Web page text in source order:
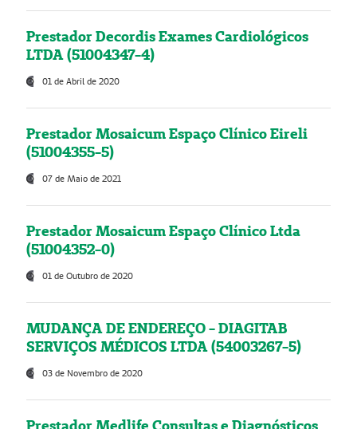
Prestador Decordis Exames Cardiológicos
LTDA (51004347-4)
01 de Abril de 2020
Prestador Mosaicum Espaço Clínico Eireli
(51004355-5)
07 de Maio de 2021
Prestador Mosaicum Espaço Clínico Ltda
(51004352-0)
01 de Outubro de 2020
MUDANÇA DE ENDEREÇO - DIAGITAB
SERVIÇOS MÉDICOS LTDA (54003267-5)
03 de Novembro de 2020
Prestador Medlife Consultas e Diagnósticos